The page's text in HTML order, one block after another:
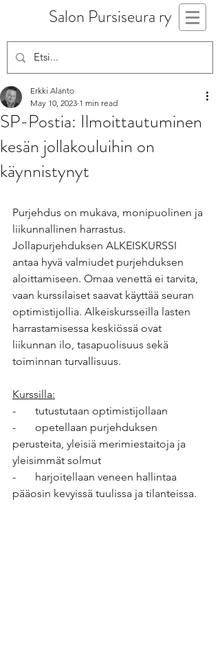
Salon Pursiseura ry
SP-Postia: Ilmoittautuminen
kesän jollakouluihin on
käynnistynyt
Erkki Alanto
May 10, 2023 1 min read
Purjehdus on mukava, monipuolinen ja
liikunnallinen harrastus.
Jollapurjehduksen ALKEISKURSSI
antaa hyvä valmiudet purjehduksen
aloittamiseen. Omaa venettä ei tarvita,
vaan kurssilaiset saavat käyttää seuran
optimistijollia. Alkeiskursseilla lasten
harrastamisessa keskiössä ovat
liikunnan ilo, tasapuolisuus sekä
toiminnan turvallisuus.
Kurssilla:
-       tutustutaan optimistijollaan
-       opetellaan purjehduksen
perusteita, yleisiä merimiestaitoja ja
yleisimmät solmut
-       harjoitellaan veneen hallintaa
pääosin kevyissä tuulissa ja tilanteissa.